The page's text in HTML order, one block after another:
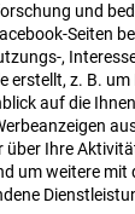
und
Seiten
,
erstellt, z. B.
auf die
über Ihre
um weitere mit